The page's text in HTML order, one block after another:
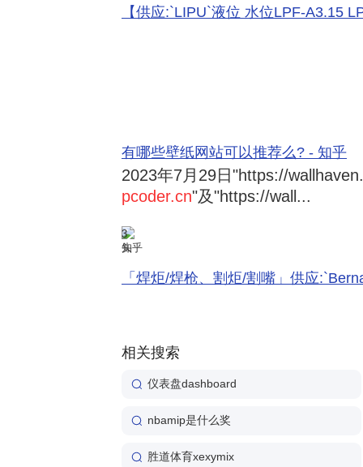
【供应:`LIPU`液位 水位LPF-A3.15
有哪些壁纸网站可以推荐么? - 知乎
2023年7月29日 "https://
pcoder.cn"及"https://wall...
3
知乎
「焊炬/焊枪、割炬/割嘴」供应
相关搜索
仪表盘dashboard
nbamip是什么奖
胜道体育xexymix